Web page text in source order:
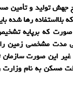
جهش تولید و تأمین
بلااستفاده رها شده
که برپایه
مدت مشخصی زمین را
این صورت سازمان
مسکن به نام وزارت